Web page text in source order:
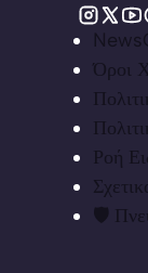
Όροι
Ροή
🛡️